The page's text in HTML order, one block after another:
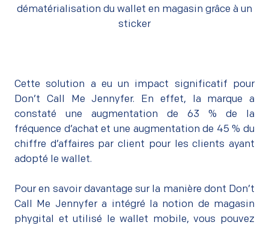
dématérialisation du wallet en magasin grâce à un
sticker
Cette solution a eu un impact significatif pour
Don’t Call Me Jennyfer. En effet, la marque a
constaté une augmentation de 63 % de la
fréquence d’achat et une augmentation de 45 % du
chiffre d’affaires par client pour les clients ayant
adopté le wallet.
Pour en savoir davantage sur la manière dont Don’t
Call Me Jennyfer a intégré la notion de magasin
phygital et utilisé le wallet mobile, vous pouvez